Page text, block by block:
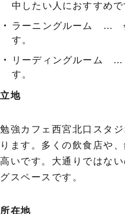
中したい人におすすめで
ラーニングルーム … 会
す。
リーディングルーム …
す。
立地
勉強カフェ西宮北口スタ
ります。多くの飲食店や
高いです。大通りではな
グスペースです。
所在地